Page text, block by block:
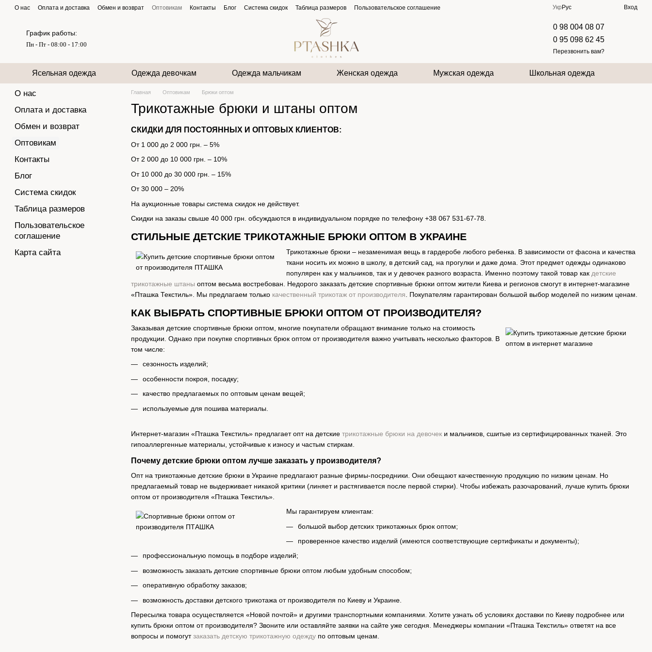
Перейти к основному контенту
О нас Оплата и доставка Обмен и возврат Оптовикам Контакты Блог Система скидок Таблица размеров Пользовательское соглашение Укр Рус Вход
График работы:
Пн - Пт - 08:00 - 17:00
0 98 004 08 07
0 95 098 62 45
Перезвонить вам?
Ясельная одежда Одежда девочкам Одежда мальчикам Женская одежда Мужская одежда Школьная одежда
Главная Оптовикам Брюки оптом
Трикотажные брюки и штаны оптом
СКИДКИ ДЛЯ ПОСТОЯННЫХ И ОПТОВЫХ КЛИЕНТОВ:
От 1 000 до 2 000 грн. – 5%
От 2 000 до 10 000 грн. – 10%
От 10 000 до 30 000 грн. – 15%
От 30 000 – 20%
На аукционные товары система скидок не действует.
Скидки на заказы свыше 40 000 грн. обсуждаются в индивидуальном порядке по телефону +38 067 531-67-78.
СТИЛЬНЫЕ ДЕТСКИЕ ТРИКОТАЖНЫЕ БРЮКИ ОПТОМ В УКРАИНЕ
Трикотажные брюки – незаменимая вещь в гардеробе любого ребенка. В зависимости от фасона и качества
ткани носить их можно в школу, в детский сад, на прогулки и даже дома. Этот предмет одежды одинаково
популярен как у мальчиков, так и у девочек разного возраста. Именно поэтому такой товар как детские
трикотажные штаны оптом весьма востребован. Недорого заказать детские спортивные брюки оптом жители Киева и регионов смогут в интернет-магазине
«Пташка Текстиль». Мы предлагаем только качественный трикотаж от производителя . Покупателям гарантирован большой выбор моделей по низким ценам.
КАК ВЫБРАТЬ СПОРТИВНЫЕ БРЮКИ ОПТОМ ОТ ПРОИЗВОДИТЕЛЯ?
Заказывая детские спортивные брюки оптом, многие покупатели обращают внимание только на стоимость
продукции. Однако при покупке спортивных брюк оптом от производителя важно учитывать несколько факторов. В
том числе:
сезонность изделий;
особенности покроя, посадку;
качество предлагаемых по оптовым ценам вещей;
используемые для пошива материалы.
Интернет-магазин «Пташка Текстиль» предлагает опт на детские трикотажные брюки на девочек и мальчиков, сшитые из сертифицированных тканей. Это
гипоаллергенные материалы, устойчивые к износу и частым стиркам.
Почему детские брюки оптом лучше заказать у производителя?
Опт на трикотажные детские брюки в Украине предлагают разные фирмы-посредники. Они обещают качественную продукцию по низким ценам. Но
предлагаемый товар не выдерживает никакой критики (линяет и растягивается после первой стирки). Чтобы избежать разочарований, лучше купить брюки
оптом от производителя «Пташка Текстиль».
Мы гарантируем клиентам:
большой выбор детских трикотажных брюк оптом;
проверенное качество изделий (имеются соответствующие сертификаты и документы);
профессиональную помощь в подборе изделий;
возможность заказать детские спортивные брюки оптом любым удобным способом;
оперативную обработку заказов;
возможность доставки детского трикотажа от производителя по Киеву и Украине.
Пересылка товара осуществляется «Новой почтой» и другими транспортными компаниями. Хотите узнать об условиях доставки по Киеву подробнее или
купить брюки оптом от производителя? Звоните или оставляйте заявки на сайте уже сегодня. Менеджеры компании «Пташка Текстиль» ответят на все
вопросы и помогутзаказать детскую трикотажную одежду по оптовым ценам.
О нас
Оплата и доставка
Обмен и возврат
Оптовикам
Контакты
Блог
Система скидок
Таблица размеров
Пользовательское
соглашение
Карта сайта